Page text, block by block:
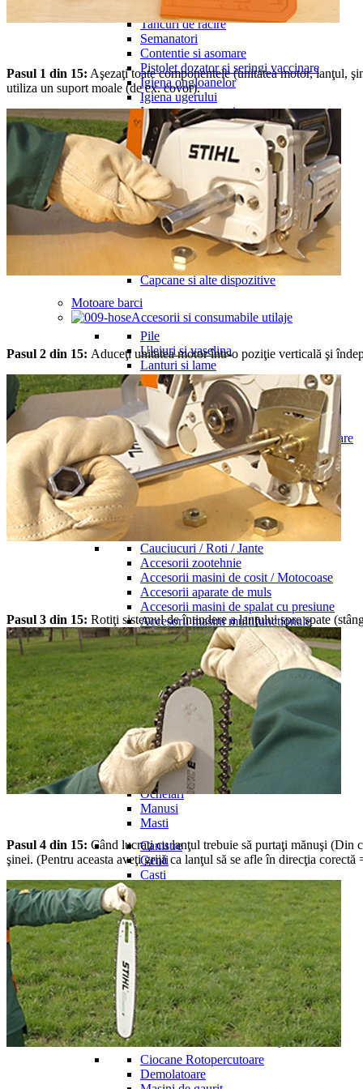
Garduri electrice si accesorii
Tancuri de racire
Semanatori
Contentie si asomare
Pistolet dozator si seringi vaccinare
Igiena ongloanelor
Igiena ugerului
Instrumentar veterinar
Prelucrare lapte
Perii si tesale
Capestre, coliere si hamuri
Suplimente nutritive
Incalzire
Intretinere copite si potcovit
Diverse articole cai
Diverse ferma
Diverse porci
Diverse articole vitei
Capcane si alte dispozitive
Motoare barci
Accesorii si consumabile utilaje
Pile
Uleiuri si vaselina
Lanturi si lame
Bujii
Acumulatori si incarcatoare
Accesorii motocositori
Accesorii motoferastraie
Accesorii motocultivatoare / motocultoare
Accesorii motosape
Accesorii tractor
Accesorii motoburghiu / foreze
Accesorii aspiratoare
Accesorii masini de debitat
Accesorii roboti de tuns gazonul
Cauciucuri / Roti / Jante
Accesorii zootehnie
Accesorii masini de cosit / Motocoase
Accesorii aparate de muls
Accesorii masini de spalat cu presiune
Accesorii masini multifunctionale
Accesorii utilaje de zapada
Accesorii tractorase de tuns gazonul
Acesorii aparate de tuns
Accesorii motopompe
Accesorii atomizare
Accesorii roboti de curatat piscina
Accesorii suflante
Echipamente de lucru si protectie
Incaltaminte
Imbracaminte
Ochelari
Manusi
Masti
Canistre
Genti
Casti
Caciuli/sapca
Alte accesorii
Utilaje de curatat si menaj
Aspiratoare
Masini de spalat cu inalta presiune
Suflante/aspiratoare resturi vegetale
Roboti de curatat piscina
Detergenti
Maturi
Constructii si amenajari
Ciocane Rotopercutoare
Demolatoare
Pasul 1 din 15: Aşezaţi toate componentele (unitatea motor, lanţul,
utiliza un suport moale (de ex. covor).
Pasul 2 din 15: Aduceţi unitatea motor într-o poziţie verticală şi
Pasul 3 din 15: Rotiţi sistemul de întindere a lanţului spre spate
Pasul 4 din 15: Când lucraţi cu lanţul trebuie să purtaţi mănuşi (Din
şinei. (Pentru aceasta aveţi grijă ca lanţul să se afle în direcţia corectă